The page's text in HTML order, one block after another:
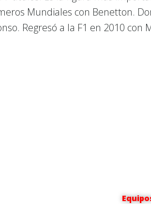
Mundiales con Benetton.
Regresó a la F1 en 2010